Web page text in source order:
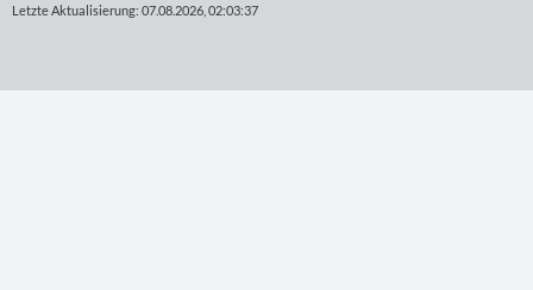
Letzte Aktualisierung: 07.08.2026, 02:03:37